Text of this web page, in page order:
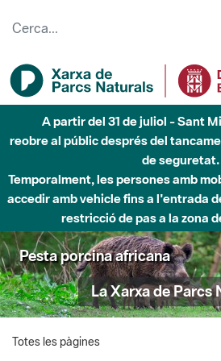
A partir del 31 de juliol - Sant
reobre al públic després del
de seguretat.
Temporalment, les persones amb
accedir amb vehicle fins a l'entrada
restricció de pas a la zona
Pesta porcina africana
La Xarxa de Parcs
Totes les pàgines